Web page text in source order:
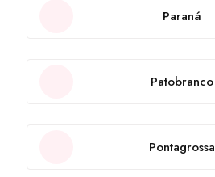
Paraná
Patobranco
Pontagrossa